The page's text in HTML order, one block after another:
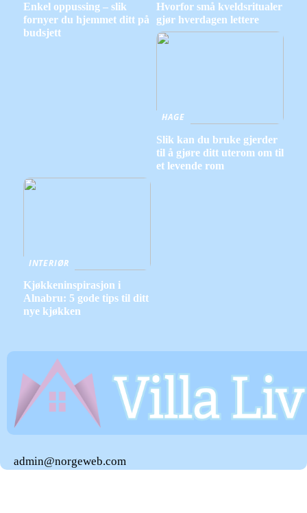
Enkel oppussing – slik
fornyer du hjemmet ditt på
budsjett
Hvorfor små kveldsritualer
gjør hverdagen lettere
HAGE
Slik kan du bruke gjerder
til å gjøre ditt uterom om til
et levende rom
INTERIØR
Kjøkkeninspirasjon i
Alnabru: 5 gode tips til ditt
nye kjøkken
admin@norgeweb.com